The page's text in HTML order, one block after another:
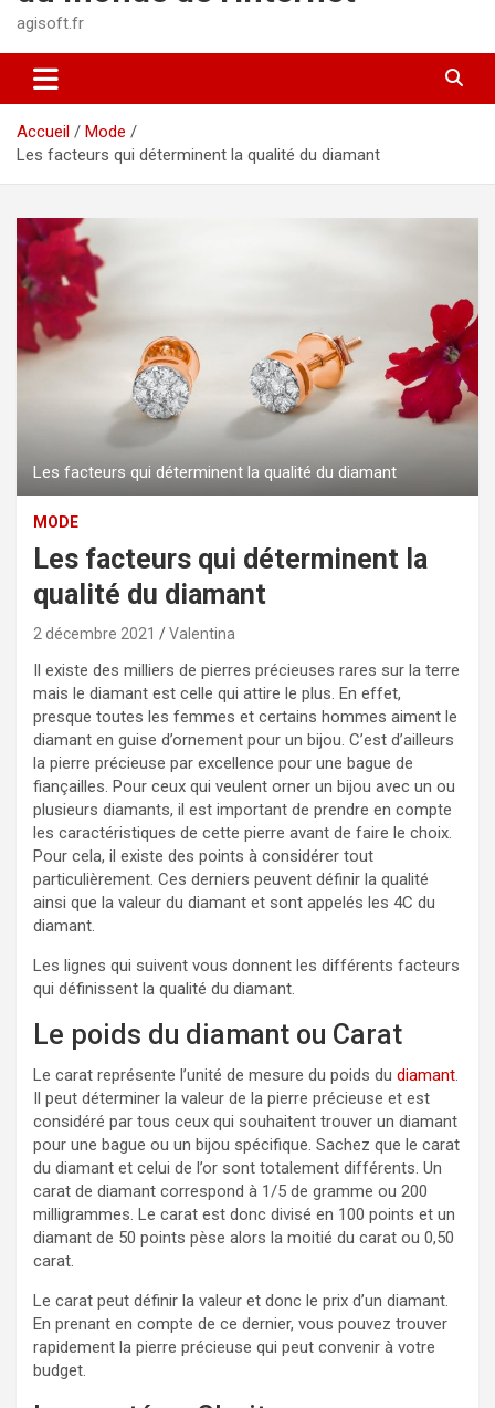
agisoft.fr
Accueil
Mode
Les facteurs qui déterminent la qualité du diamant
Les facteurs qui déterminent la qualité du diamant
MODE
Les facteurs qui déterminent la
qualité du diamant
2 décembre 2021 Valentina
Il existe des milliers de pierres précieuses rares sur la terre
mais le diamant est celle qui attire le plus. En effet,
presque toutes les femmes et certains hommes aiment le
diamant en guise d’ornement pour un bijou. C’est d’ailleurs
la pierre précieuse par excellence pour une bague de
fiançailles. Pour ceux qui veulent orner un bijou avec un ou
plusieurs diamants, il est important de prendre en compte
les caractéristiques de cette pierre avant de faire le choix.
Pour cela, il existe des points à considérer tout
particulièrement. Ces derniers peuvent définir la qualité
ainsi que la valeur du diamant et sont appelés les 4C du
diamant.
Les lignes qui suivent vous donnent les différents facteurs
qui définissent la qualité du diamant.
Le poids du diamant ou Carat
Le carat représente l’unité de mesure du poids du diamant
Il peut déterminer la valeur de la pierre précieuse et est
considéré par tous ceux qui souhaitent trouver un diamant
pour une bague ou un bijou spécifique. Sachez que le carat
du diamant et celui de l’or sont totalement différents. Un
carat de diamant correspond à 1/5 de gramme ou 200
milligrammes. Le carat est donc divisé en 100 points et un
diamant de 50 points pèse alors la moitié du carat ou 0,50
carat.
Le carat peut définir la valeur et donc le prix d’un diamant.
En prenant en compte de ce dernier, vous pouvez trouver
rapidement la pierre précieuse qui peut convenir à votre
budget.